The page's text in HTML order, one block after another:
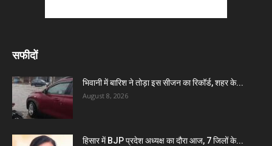
सफीदों
भिवानी में बारिश ने तोड़ा इस सीजन का रिकॉर्ड, शहर के...
August 8, 2026
हिसार में BJP प्रदेश अध्यक्ष का दौरा आज, 7 जिलों के...